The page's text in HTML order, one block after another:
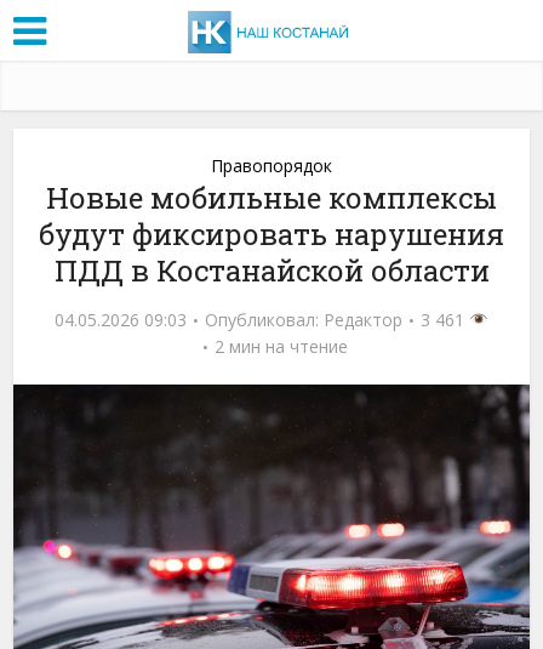
Правопорядок
Новые мобильные комплексы
будут фиксировать нарушения
ПДД в Костанайской области
04.05.2026 09:03 Опубликовал: Редактор
3 461
2 мин на чтение